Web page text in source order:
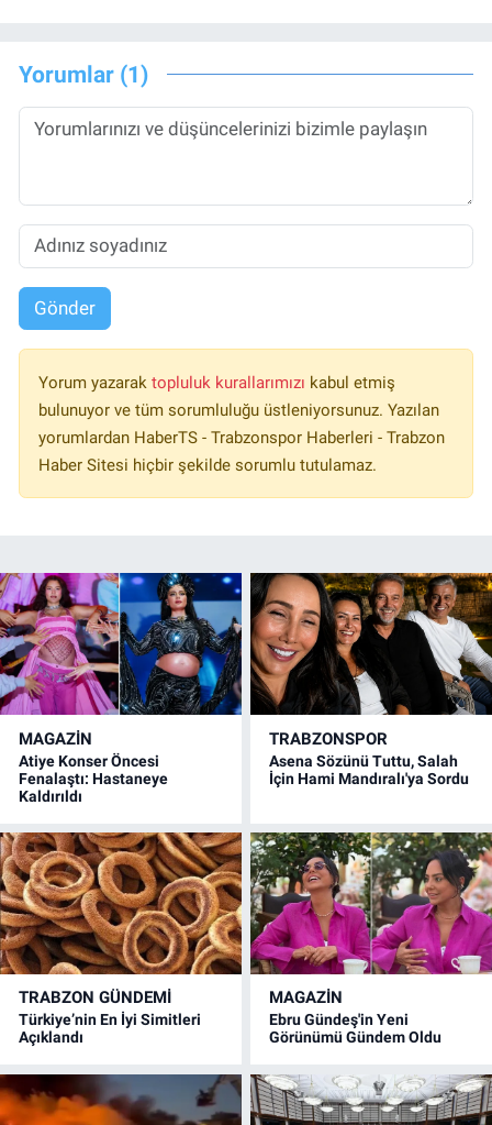
Yorumlar (1)
Gönder
Yorum yazarak topluluk kurallarımızı kabul etmiş
bulunuyor ve tüm sorumluluğu üstleniyorsunuz. Yazılan
yorumlardan HaberTS - Trabzonspor Haberleri - Trabzon
Haber Sitesi hiçbir şekilde sorumlu tutulamaz.
MAGAZİN
Atiye Konser Öncesi
Fenalaştı: Hastaneye
Kaldırıldı
TRABZONSPOR
Asena Sözünü Tuttu, Salah
İçin Hami Mandıralı'ya Sordu
TRABZON GÜNDEMİ
Türkiye’nin En İyi Simitleri
Açıklandı
MAGAZİN
Ebru Gündeş'in Yeni
Görünümü Gündem Oldu